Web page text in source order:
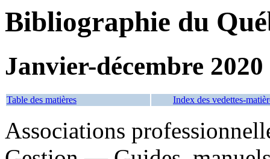
Bibliographie du
Janvier-décembre 2020
Table des matières Index des vedettes-
Associations